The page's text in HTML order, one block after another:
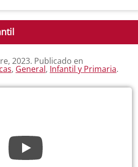
2023. Publicado en
, General, Infantil y Primaria.